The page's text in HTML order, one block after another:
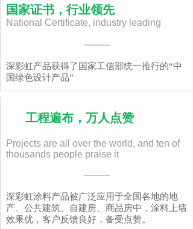
国家证书，行业领先
深彩虹产品获得了国家工信部统一推行的“中
国绿色设计产品”
National Certificate, industry leading
深彩虹涂料产品被广泛应用于全国各地的地
产、公共建筑、自建房、商品房中，涂料上墙
效果优，客户反馈良好，备受点赞。
Projects are all over the world, and ten of
thousands people praise it
工程遍布，万人点赞